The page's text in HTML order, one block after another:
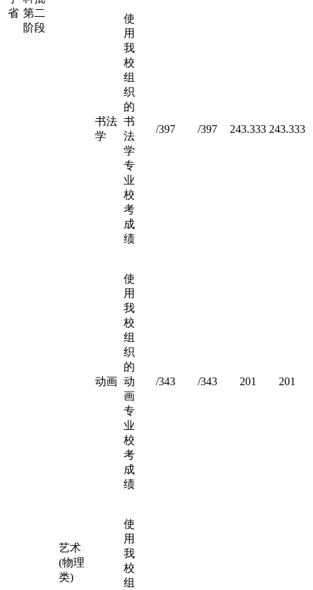
省 第二
阶段
艺术
(物理
类)
书法
学
使
用
我
校
组
织
的
书
法
学
专
业
校
考
成
绩
/397 /397 243.333 243.333
动画
使
用
我
校
组
织
的
动
画
专
业
校
考
成
绩
/343 /343 201 201
使
用
我
校
组